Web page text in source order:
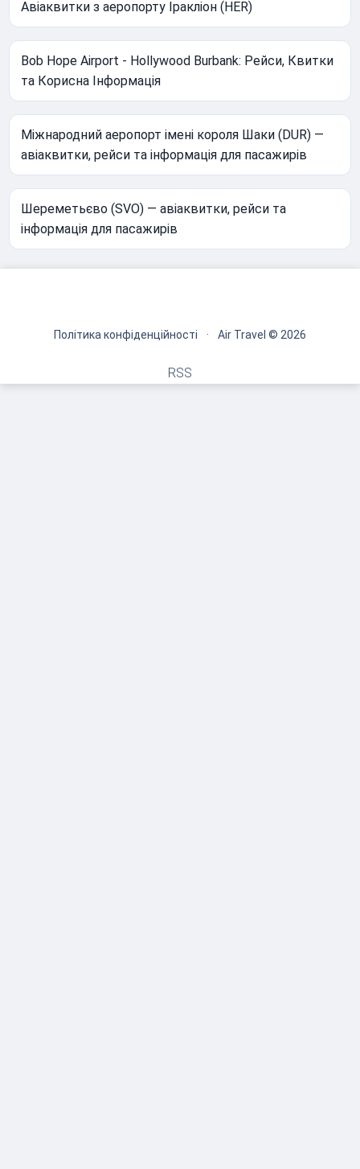
Авіаквитки з аеропорту Іракліон (HER)
Bob Hope Airport - Hollywood Burbank: Рейси, Квитки
та Корисна Інформація
Міжнародний аеропорт імені короля Шаки (DUR) —
авіаквитки, рейси та інформація для пасажирів
Шереметьєво (SVO) — авіаквитки, рейси та
інформація для пасажирів
Політика конфіденційності · Air Travel © 2026
RSS